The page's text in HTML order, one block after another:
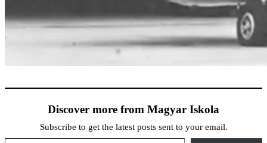
Discover more from Magyar Iskola
Subscribe to get the latest posts sent to your email.
Type your email…